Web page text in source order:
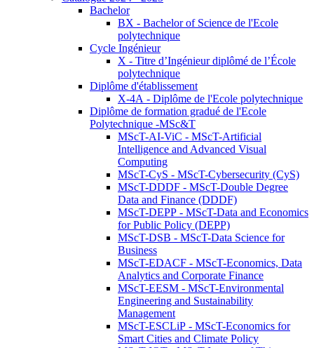
Bachelor
BX - Bachelor of Science de l'Ecole
polytechnique
Cycle Ingénieur
X - Titre d’Ingénieur diplômé de l’École
polytechnique
Diplôme d'établissement
X-4A - Diplôme de l'Ecole polytechnique
Diplôme de formation gradué de l'Ecole
Polytechnique -MSc&T
MScT-AI-ViC - MScT-Artificial
Intelligence and Advanced Visual
Computing
MScT-CyS - MScT-Cybersecurity (CyS)
MScT-DDDF - MScT-Double Degree
Data and Finance (DDDF)
MScT-DEPP - MScT-Data and Economics
for Public Policy (DEPP)
MScT-DSB - MScT-Data Science for
Business
MScT-EDACF - MScT-Economics, Data
Analytics and Corporate Finance
MScT-EESM - MScT-Environmental
Engineering and Sustainability
Management
MScT-ESCLiP - MScT-Economics for
Smart Cities and Climate Policy